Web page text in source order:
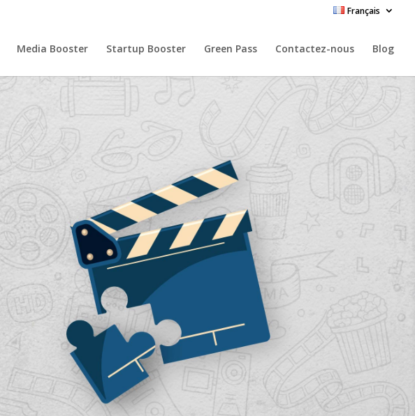
Français
Media Booster Startup Booster Green Pass Contactez-nous Blog